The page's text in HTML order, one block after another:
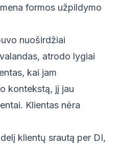
formos užpildymo
nuoširdžiai
atrodo lygiai
kai jam
kontekstą, jį jau
Klientas nėra
klientų srautą per DI,